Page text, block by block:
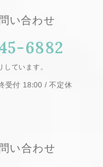
い合わせ
6882
ています。
受付 18:00 / 不定休
い合わせ